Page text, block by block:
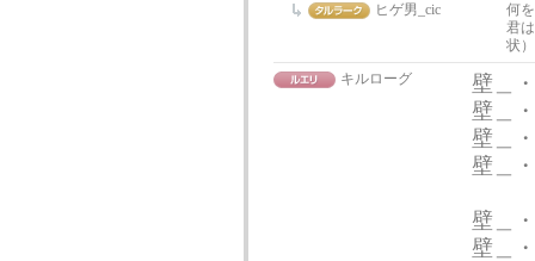
ヒゲ男_cic
何
君
状
キルローグ
壁＿
壁＿
壁＿
壁＿
壁＿
壁＿